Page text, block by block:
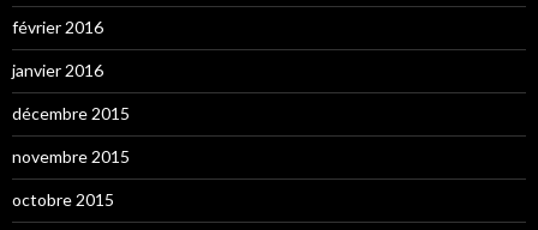
février 2016
janvier 2016
décembre 2015
novembre 2015
octobre 2015